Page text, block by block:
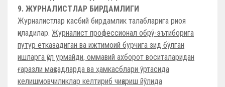
9. ЖУРНАЛИСТЛАР БИРДАМЛИГИ
Журналистлар касбий бирдамлик талабларига риоя
қиладилар. Журналист профессионал обрў-эътиборига
путур етказадиган ва ижтимоий бурчига зид бўлган
ишларга қўл урмайди, оммавий ахборот воситаларидан
ғаразли мақсадларда ва ҳамкасблари ўртасида
келишмовчиликлар келтириб чиқариш йўлида